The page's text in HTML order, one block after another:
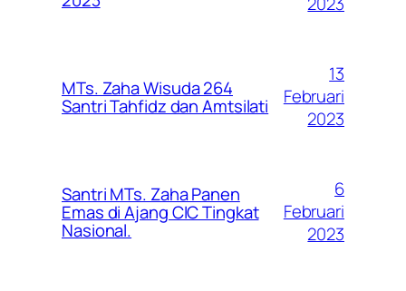
MTs. Zaha Wisuda 264
Santri Tahfidz dan Amtsilati
13
Februari
2023
Santri MTs. Zaha Panen
Emas di Ajang CIC Tingkat
Nasional.
6
Februari
2023